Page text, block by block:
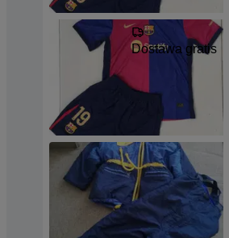
Dostawa gratis